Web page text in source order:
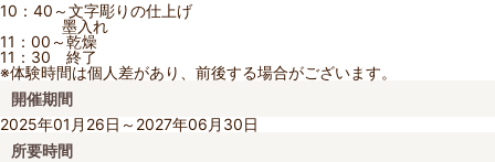
10：40～文字彫りの仕上げ
墨入れ
11：00～乾燥
11：30 終了
※体験時間は個人差があり、前後する場合がございます。
開催期間
2025年01月26日～2027年06月30日
所要時間